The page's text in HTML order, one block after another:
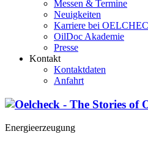
Messen & Termine
Neuigkeiten
Karriere bei
OilDoc Akademie
Presse
Kontakt
Kontaktdaten
Anfahrt
Energieerzeugung